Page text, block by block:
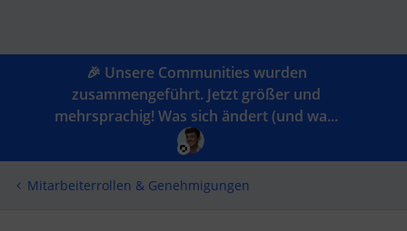
🎉 Unsere Communities wurden
zusammengeführt. Jetzt größer und
mehrsprachig! Was sich ändert (und wa...
Mitarbeiterrollen & Genehmigungen